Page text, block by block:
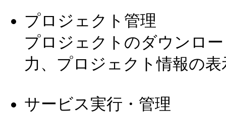
プロジェクト管理
プロジェクトのダウンロ
力、プロジェクト情報の
サービス実行・管理